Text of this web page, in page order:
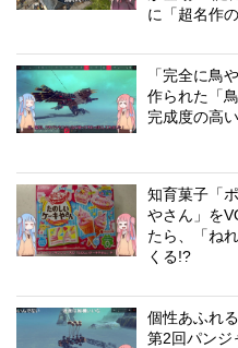
に「超名作
「完全に鳥
作られた「
完成度の高
知育菓子「
やさん」を
たら、「ね
くる!?
個性あふれ
第2回パンジ